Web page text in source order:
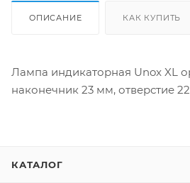
ОПИСАНИЕ КАК КУПИТЬ
Лампа индикаторная Unox XL
наконечник 23 мм, отверстие
КАТАЛОГ